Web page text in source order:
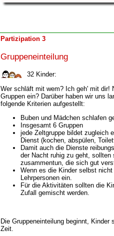
Partizipation 3
Gruppeneinteilung
32 Kinder:
Wer schläft mit wem? Ich geh' mit dir!
Gruppen ein? Darüber haben wir uns
folgende Kriterien aufgestellt:
Buben und Mädchen schlafen
Insgesamt 6 Gruppen
jede Zeltgruppe bildet zugleich
Dienst (kochen, abspülen,
Damit auch die Dienste
der Nacht ruhig zu geht,
zusammentun, die sich gut
Wenn es die Kinder selbst
Lehrpersonen ein.
Für die Aktivitäten sollten die
Zufall gemischt werden.
Die Gruppeneinteilung beginnt,
Zeit.